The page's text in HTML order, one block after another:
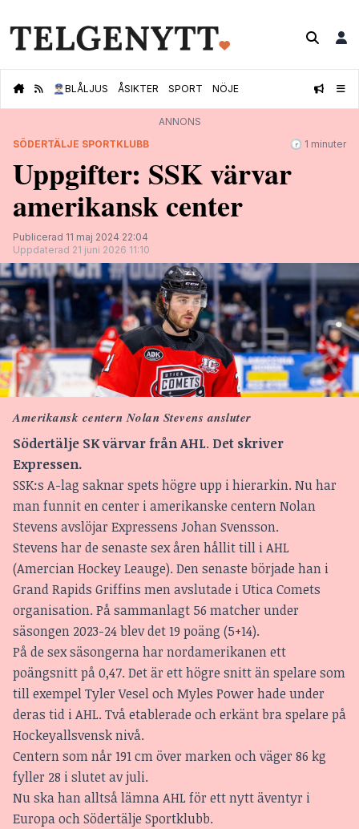
👮🏻‍♂️BLÅLJUS ÅSIKTER SPORT NÖJE
ANNONS
SÖDERTÄLJE SPORTKLUBB
🕝 1 minuter
Uppgifter: SSK värvar
amerikansk center
Publicerad 11 maj 2024 22:04
Uppdaterad 21 juni 2026 11:10
Amerikansk centern Nolan Stevens ansluter
Södertälje SK värvar från AHL. Det skriver
Expressen.
SSK:s A-lag saknar spets högre upp i hierarkin. Nu har
man funnit en center i amerikanske centern Nolan
Stevens avslöjar Expressens Johan Svensson.
Stevens har de senaste sex åren hållit till i AHL
(Amercian Hockey Leauge). Den senaste började han i
Grand Rapids Griffins men avslutade i Utica Comets
organisation. På sammanlagt 56 matcher under
säsongen 2023-24 blev det 19 poäng (5+14).
På de sex säsongerna har nordamerikanen ett
poängsnitt på 0,47. Det är ett högre snitt än spelare som
till exempel Tyler Vesel och Myles Power hade under
deras tid i AHL. Två etablerade och erkänt bra spelare på
Hockeyallsvensk nivå.
Centern som når 191 cm över marken och väger 86 kg
fyller 28 i slutet av juli.
Nu ska han alltså lämna AHL för ett nytt äventyr i
Europa och Södertälje Sportklubb.